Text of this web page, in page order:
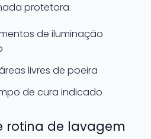
protetora.
de iluminação
livres de poeira
de cura indicado
rotina de lavagem